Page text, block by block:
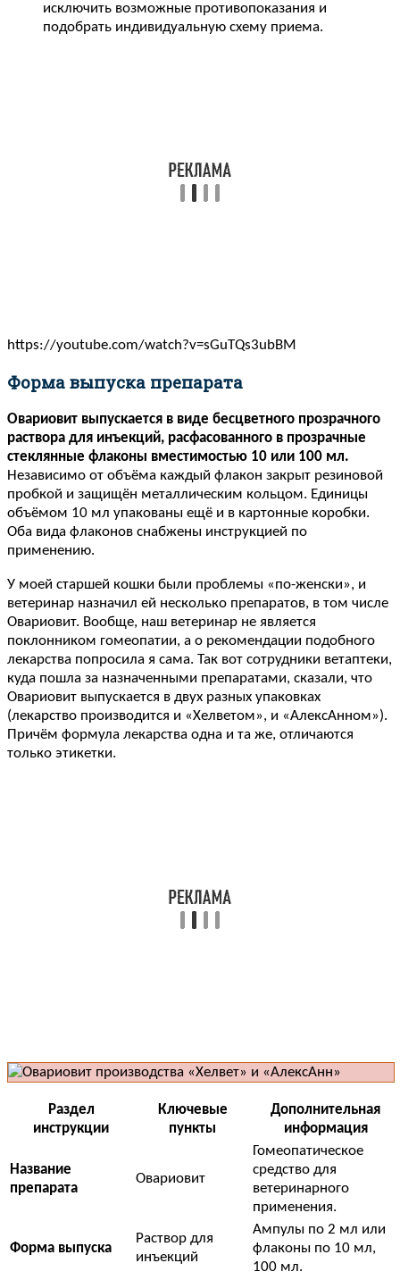
исключить возможные противопоказания и
подобрать индивидуальную схему приема.
https://youtube.com/watch?v=sGuTQs3ubBM
Форма выпуска препарата
Овариовит выпускается в виде бесцветного прозрачного
раствора для инъекций, расфасованного в прозрачные
стеклянные флаконы вместимостью 10 или 100 мл.
Независимо от объёма каждый флакон закрыт резиновой
пробкой и защищён металлическим кольцом. Единицы
объёмом 10 мл упакованы ещё и в картонные коробки.
Оба вида флаконов снабжены инструкцией по
применению.
У моей старшей кошки были проблемы «по-женски», и
ветеринар назначил ей несколько препаратов, в том числе
Овариовит. Вообще, наш ветеринар не является
поклонником гомеопатии, а о рекомендации подобного
лекарства попросила я сама. Так вот сотрудники ветаптеки,
куда пошла за назначенными препаратами, сказали, что
Овариовит выпускается в двух разных упаковках
(лекарство производится и «Хелветом», и «АлексАнном»).
Причём формула лекарства одна и та же, отличаются
только этикетки.
Раздел
инструкции
Ключевые
пункты
Дополнительная
информация
Название
препарата
Овариовит
Гомеопатическое
средство для
ветеринарного
применения.
Форма выпуска
Раствор для
инъекций
Ампулы по 2 мл или
флаконы по 10 мл,
100 мл.